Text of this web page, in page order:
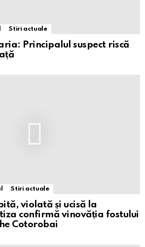
Stiri actuale
Principalul suspect riscă
Stiri actuale
violată și ucisă la
confirmă vinovăția fostului
Cotorobai